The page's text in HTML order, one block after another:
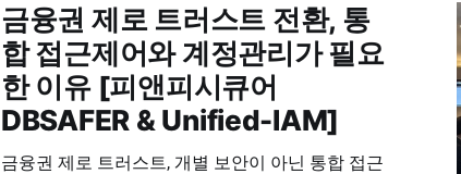
금융권 제로 트러스트 전환, 통
합 접근제어와 계정관리가 필요
한 이유 [피앤피시큐어
DBSAFER & Unified-IAM]
금융권 제로 트러스트, 개별 보안이 아닌 통합 접근